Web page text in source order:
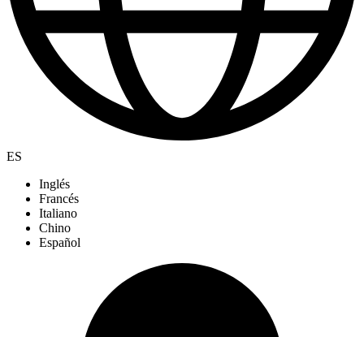
ES
Inglés
Francés
Italiano
Chino
Español